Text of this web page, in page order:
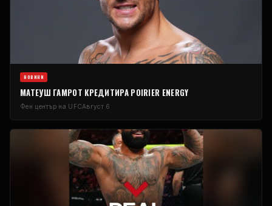
НОВИНИ
МАТЕУШ ГАМРОТ КРЕДИТИРА POIRIER ENERGY
Фен център на UFCАвгуст 6